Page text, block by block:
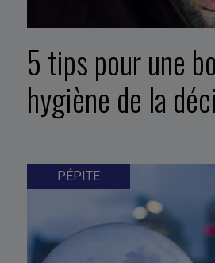
5 tips pour une
hygiène de la
PÉPITE